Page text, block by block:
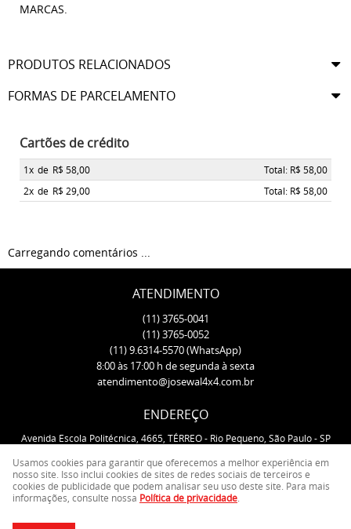
MARCAS.
PRODUTOS RELACIONADOS
FORMAS DE PARCELAMENTO
Cartões de crédito
1x de R$ 58,00
Total: R$ 58,00
2x de R$ 29,00 Total: R$ 58,00
Carregando comentários ...
ATENDIMENTO
(11)3765-0041
(11)3765-0052
(11)9.6314-5570(WhatsApp)
8:00 às 17:00 h de segunda à sexta
atendimento@josewal4x4.com.br
ENDEREÇO
Avenida Escola Politécnica, 4665, TÉRREO- Rio Pequeno, São Paulo-SP
LOJA VIRTUAL CRIADA POR
Usamos cookies para garantir que oferecemos a melhor experiência em
nosso site. Isso inclui cookies de sites de redes sociais de terceiros e
cookies de publicidade que podem analisar seu uso deste site. Para mais
informações, consulte nossa Política de privacidade